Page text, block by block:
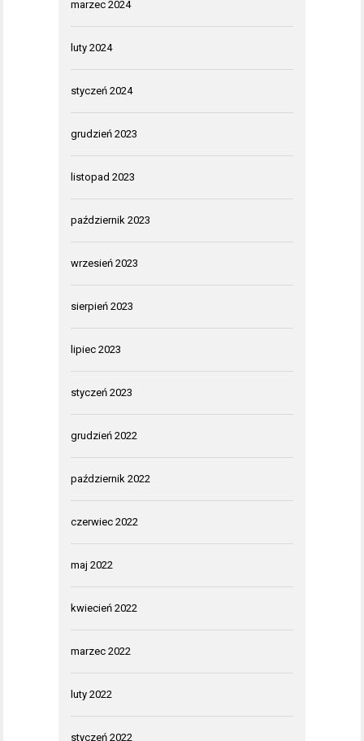
marzec 2024
luty 2024
styczeń 2024
grudzień 2023
listopad 2023
październik 2023
wrzesień 2023
sierpień 2023
lipiec 2023
styczeń 2023
grudzień 2022
październik 2022
czerwiec 2022
maj 2022
kwiecień 2022
marzec 2022
luty 2022
styczeń 2022